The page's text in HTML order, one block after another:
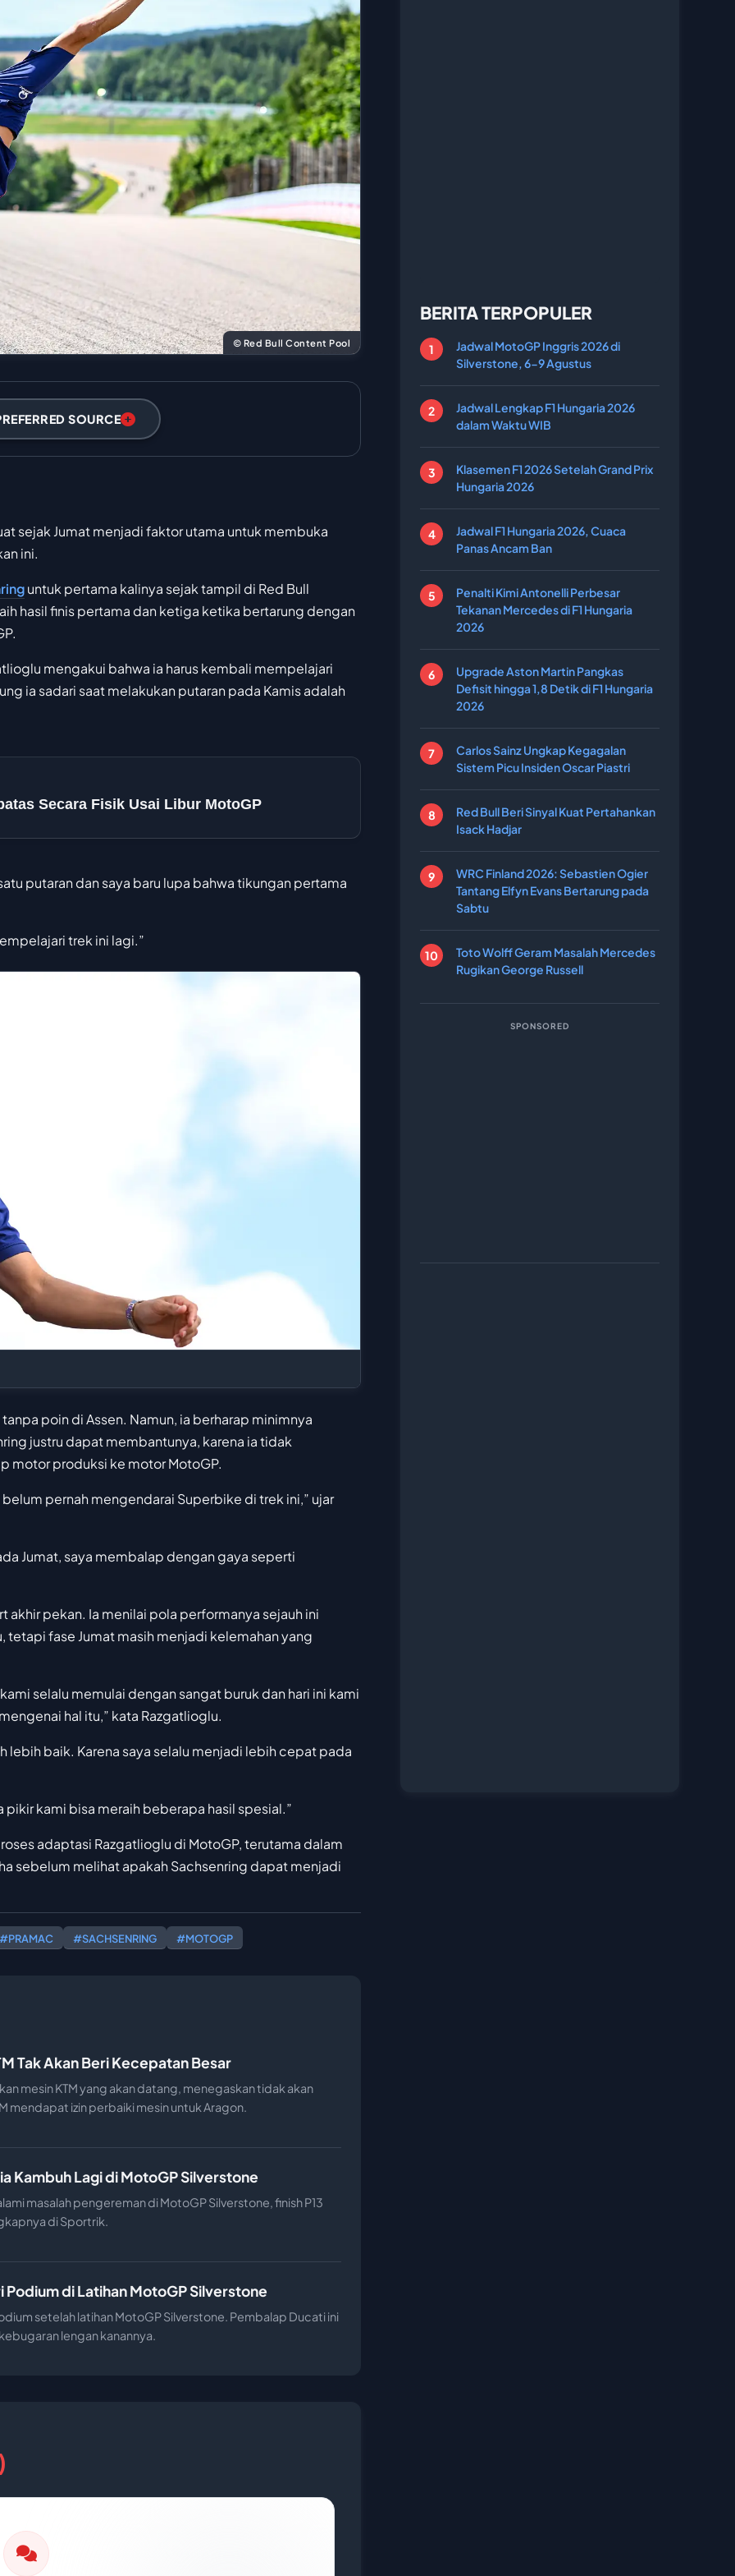
© Red Bull Content Pool
SOURCE
sejak Jumat menjadi faktor utama untuk membuka
ini.
untuk pertama kalinya sejak tampil di Red Bull
hasil finis pertama dan ketiga ketika bertarung dengan
mengakui bahwa ia harus kembali mempelajari
ia sadari saat melakukan putaran pada Kamis adalah
Secara Fisik Usai Libur MotoGP
putaran dan saya baru lupa bahwa tikungan pertama
trek ini lagi.”
poin di Assen. Namun, ia berharap minimnya
justru dapat membantunya, karena ia tidak
motor produksi ke motor MotoGP.
pernah mengendarai Superbike di trek ini,” ujar
Jumat, saya membalap dengan gaya seperti
pekan. Ia menilai pola performanya sejauh ini
fase Jumat masih menjadi kelemahan yang
selalu memulai dengan sangat buruk dan hari ini kami
hal itu,” kata Razgatlioglu.
lebih baik. Karena saya selalu menjadi lebih cepat pada
kami bisa meraih beberapa hasil spesial.”
adaptasi Razgatlioglu di MotoGP, terutama dalam
sebelum melihat apakah Sachsenring dapat menjadi
#PRAMAC #SACHSENRING #MOTOGP
Tak Akan Beri Kecepatan Besar
mesin KTM yang akan datang, menegaskan tidak akan
mendapat izin perbaiki mesin untuk Aragon.
Kambuh Lagi di MotoGP Silverstone
masalah pengereman di MotoGP Silverstone, finish P13
di Sportrik.
Podium di Latihan MotoGP Silverstone
setelah latihan MotoGP Silverstone. Pembalap Ducati ini
lengan kanannya.
BERITA TERPOPULER
Jadwal MotoGP Inggris 2026 di
Silverstone, 6-9 Agustus
Jadwal Lengkap F1 Hungaria 2026
dalam Waktu WIB
Klasemen F1 2026 Setelah Grand Prix
Hungaria 2026
Jadwal F1 Hungaria 2026, Cuaca
Panas Ancam Ban
Penalti Kimi Antonelli Perbesar
Tekanan Mercedes di F1 Hungaria
2026
Upgrade Aston Martin Pangkas
Defisit hingga 1,8 Detik di F1 Hungaria
2026
Carlos Sainz Ungkap Kegagalan
Sistem Picu Insiden Oscar Piastri
Red Bull Beri Sinyal Kuat Pertahankan
Isack Hadjar
WRC Finland 2026: Sebastien Ogier
Tantang Elfyn Evans Bertarung pada
Sabtu
Toto Wolff Geram Masalah Mercedes
Rugikan George Russell
SPONSORED